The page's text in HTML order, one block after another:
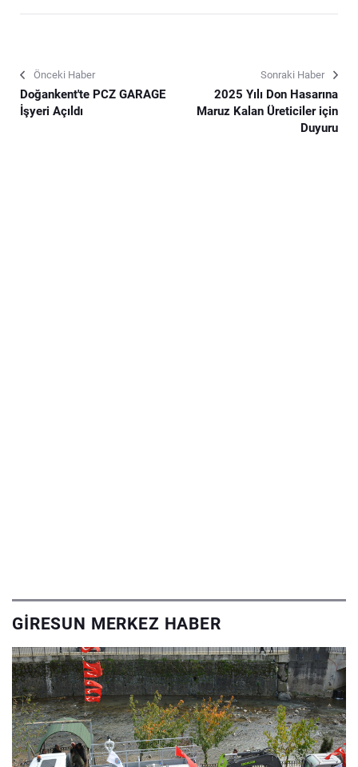
Önceki Haber
Doğankent'te PCZ GARAGE
İşyeri Açıldı
Sonraki Haber
2025 Yılı Don Hasarına
Maruz Kalan Üreticiler için
Duyuru
GIRESUN MERKEZ HABER